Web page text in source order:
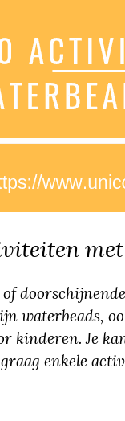
waterbeads,
kinderen. Je
enkele